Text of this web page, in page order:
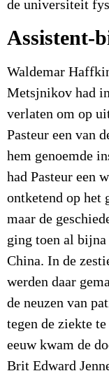
de universiteit
Assistent-
Waldemar
Metsjnikov had
verlaten om op
Pasteur een van
hem genoemde
had Pasteur een
ontketend op het
maar de
ging toen al
China. In de
werden daar
de neuzen van
tegen de ziekte
eeuw kwam de
Brit Edward